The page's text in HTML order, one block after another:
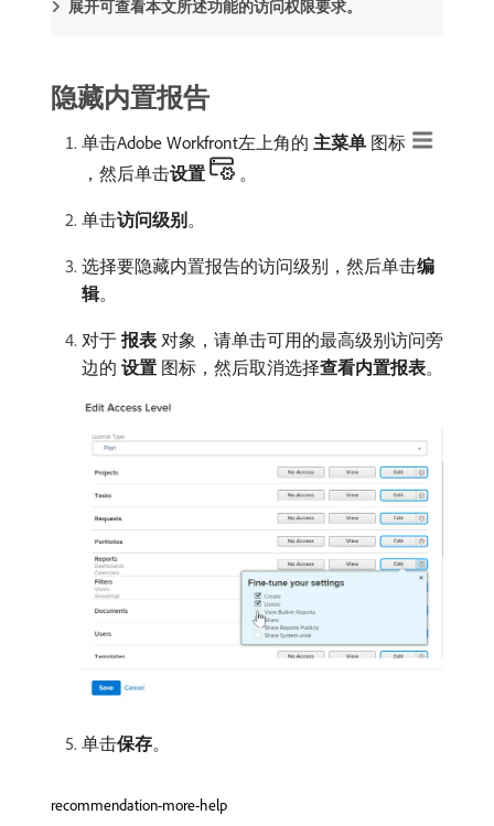
展开可查看本文所述功能的访问权限要求。
隐藏内置报告
单击Adobe Workfront左上角的​ 主菜单 ​图标
，然后单击​设置 。
单击​访问级别 。
选择要隐藏内置报告的访问级别，然后单击​编
辑。
对于​ 报表 ​对象，请单击可用的最高级别访问旁
边的​ 设置 ​图标，然后取消选择​查看内置报表。
单击​保存。
recommendation-more-help